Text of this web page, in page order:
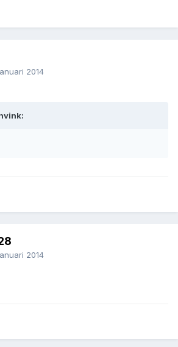
2014
2014